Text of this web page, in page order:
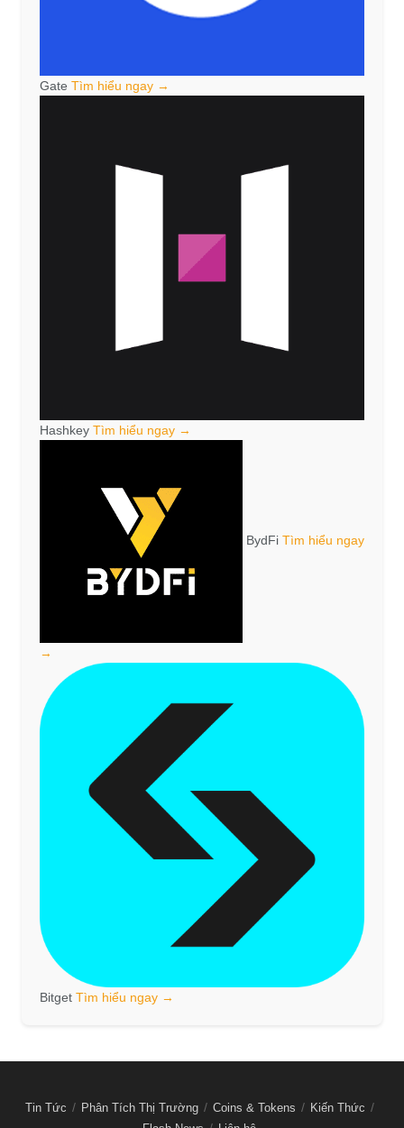
Gate Tìm hiểu ngay →
Hashkey Tìm hiểu ngay →
BydFi Tìm hiểu ngay
→
Bitget Tìm hiểu ngay →
Tin Tức Phân Tích Thị Trường Coins & Tokens
Kiến Thức